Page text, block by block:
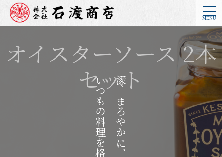
オイスターソース 2本
セット
深くまろやかに、
いつもの料理を格上げ。